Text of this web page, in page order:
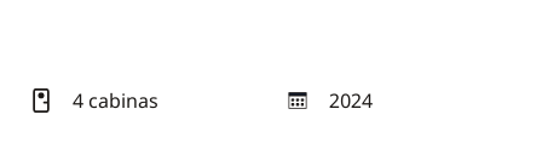
4 cabinas 2024
año